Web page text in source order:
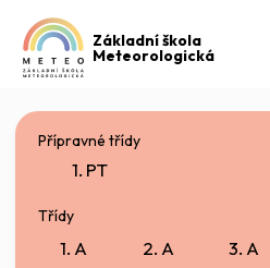
Základní škola
Meteorologická
Přípravné třídy
1. PT
Třídy
1. A
2. A
3. A